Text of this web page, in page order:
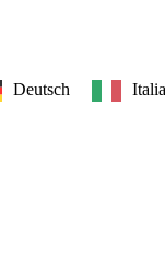
Deutsch